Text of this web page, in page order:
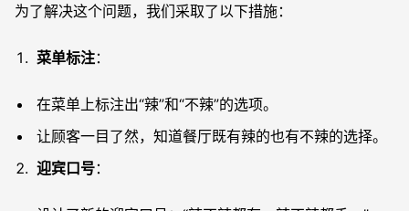
为了解决这个问题，我们采取了以下措施：
菜单标注：
在菜单上标注出“辣”和“不辣”的选项。
让顾客一目了然，知道餐厅既有辣的也有不辣的选择。
迎宾口号：